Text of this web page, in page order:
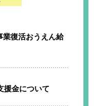
業復活おうえん給
援金について